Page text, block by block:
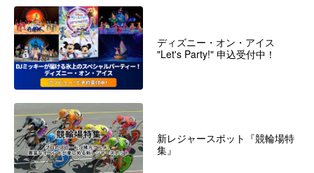
ディズニー・オン・アイス
"Let's Party!" 申込受付中！
新レジャースポット『競輪場特
集』